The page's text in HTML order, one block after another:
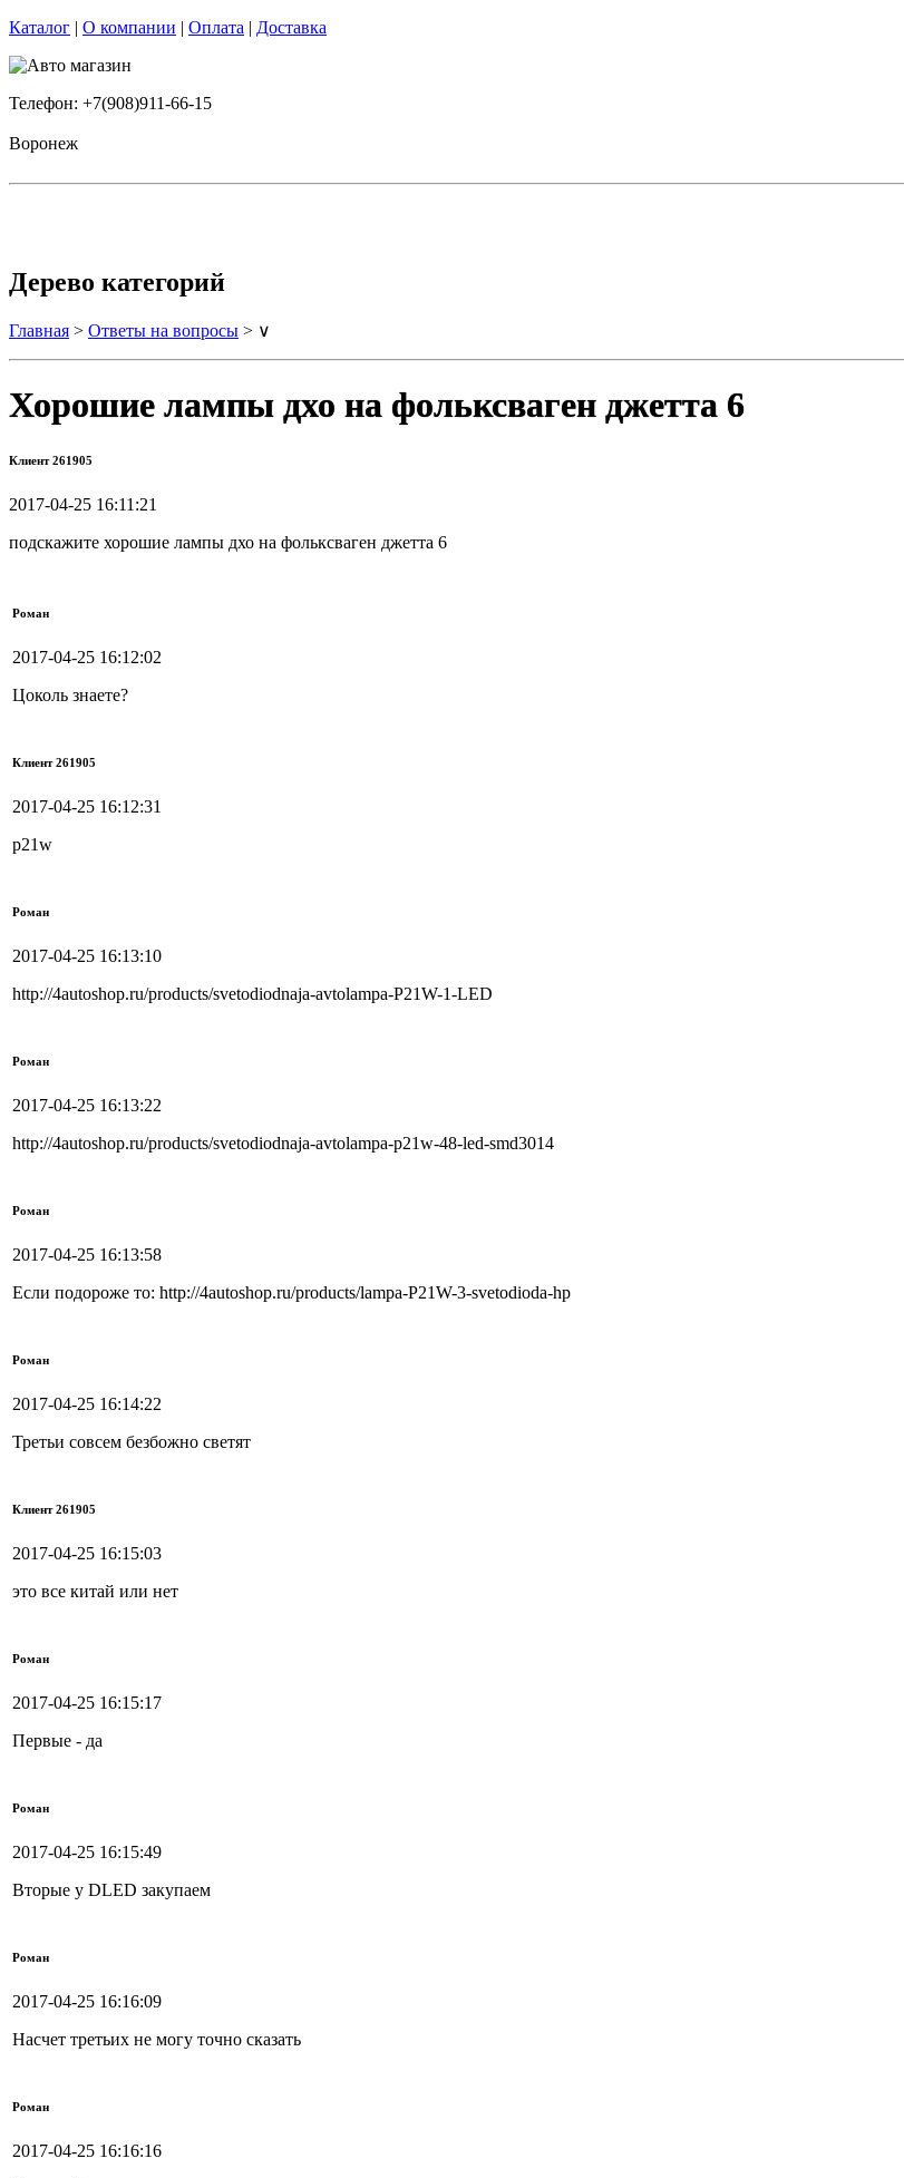
Каталог | О компании | Оплата | Доставка
Телефон: +7(908)911-66-15
Воронеж
Дерево категорий
Главная > Ответы на вопросы > ∨
Хорошие лампы дхо на фольксваген джетта 6
Клиент 261905
2017-04-25 16:11:21
подскажите хорошие лампы дхо на фольксваген джетта 6
Роман
2017-04-25 16:12:02
Цоколь знаете?
Клиент 261905
2017-04-25 16:12:31
p21w
Роман
2017-04-25 16:13:10
http://4autoshop.ru/products/svetodiodnaja-avtolampa-P21W-1-LED
Роман
2017-04-25 16:13:22
http://4autoshop.ru/products/svetodiodnaja-avtolampa-p21w-48-led-smd3014
Роман
2017-04-25 16:13:58
Если подороже то: http://4autoshop.ru/products/lampa-P21W-3-svetodioda-hp
Роман
2017-04-25 16:14:22
Третьи совсем безбожно светят
Клиент 261905
2017-04-25 16:15:03
это все китай или нет
Роман
2017-04-25 16:15:17
Первые - да
Роман
2017-04-25 16:15:49
Вторые у DLED закупаем
Роман
2017-04-25 16:16:09
Насчет третьих не могу точно сказать
Роман
2017-04-25 16:16:16